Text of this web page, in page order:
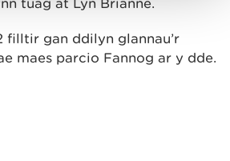
tuag at Lyn Brianne.
filltir gan ddilyn glannau’r
maes parcio Fannog ar y dde.